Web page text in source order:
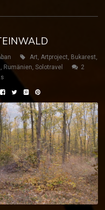
Art, Artproject, Bukarest,
, Rumänien, Solotravel
2